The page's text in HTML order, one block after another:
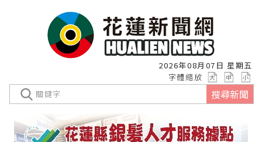
2026年08月07日 星期五
字體縮放
搜尋新聞